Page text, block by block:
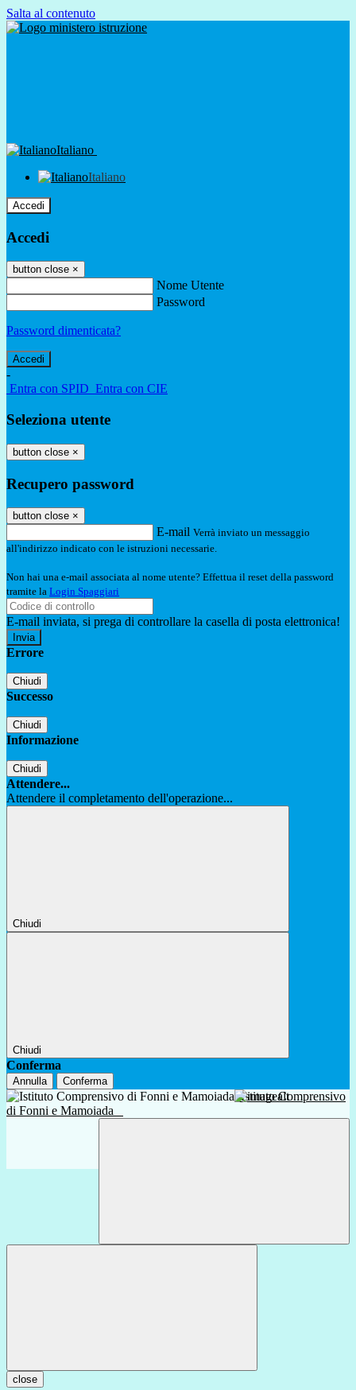
Salta al contenuto
Italiano
Italiano
Accedi
Accedi
button close ×
Nome Utente
Password
Password dimenticata?
-
Entra con SPID Entra con CIE
Seleziona utente
button close ×
Recupero password
button close ×
E-mail Verrà inviato un messaggio
all'indirizzo indicato con le istruzioni necessarie.
Non hai una e-mail associata al nome utente? Effettua il reset della password
tramite la Login Spaggiari
E-mail inviata, si prega di controllare la casella di posta elettronica!
Errore
Chiudi
Successo
Chiudi
Informazione
Chiudi
Attendere...
Attendere il completamento dell'operazione...
Chiudi
Chiudi
Conferma
Annulla Conferma
Istituto Comprensivo
di Fonni e Mamoiada
close